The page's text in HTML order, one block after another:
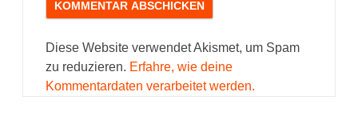
Diese Website verwendet Akismet, um Spam
zu reduzieren. Erfahre, wie deine
Kommentardaten verarbeitet werden.